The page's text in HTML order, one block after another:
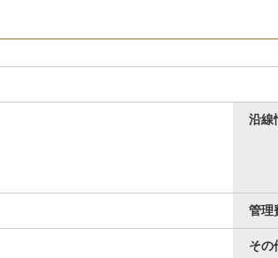
沿線
管理
その